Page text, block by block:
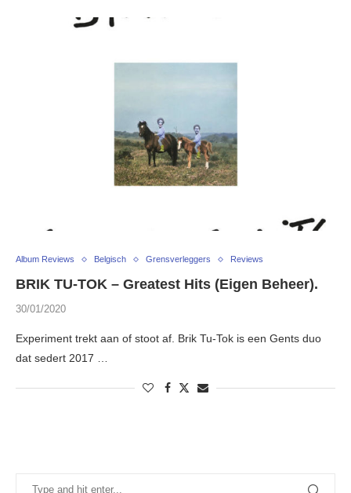
Album Reviews Belgisch Grensverleggers Reviews
BRIK TU-TOK – Greatest Hits (Eigen Beheer).
30/01/2020
Experiment trekt aan of stoot af. Brik Tu-Tok is een Gents duo
dat sedert 2017 …